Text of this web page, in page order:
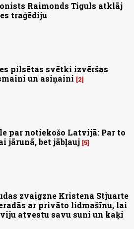
Raimonds Tiguls atklāj
traģēdiju
pilsētas svētki izvēršas
un asiņaini
2
par notiekošo Latvijā: Par to
jārunā, bet jābļauj 5
zvaigzne Kristena Stjuarte
ar privāto lidmašīnu, lai
atvestu savu suni un kaķi